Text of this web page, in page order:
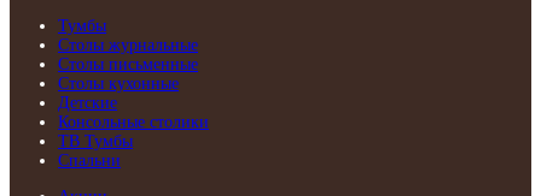
Тумбы
Столы журнальные
Столы письменные
Столы кухонные
Детские
Консольные столики
ТВ Тумбы
Спальни